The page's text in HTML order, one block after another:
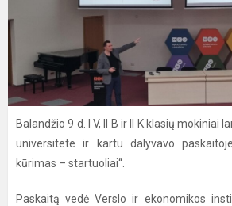
Balandžio 9 d. I V, II B ir II K klasių mokiniai
universitete ir kartu dalyvavo
kūrimas – startuoliai“.
Paskaitą vedė Verslo ir ekonomikos